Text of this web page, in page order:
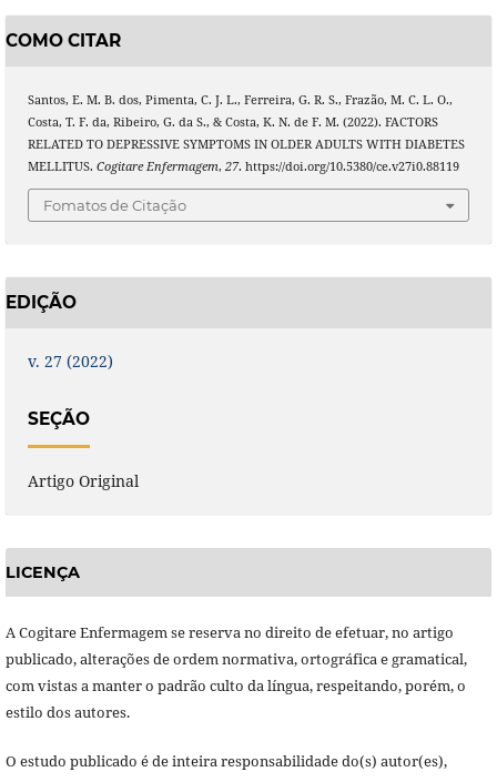
COMO CITAR
Santos, E. M. B. dos, Pimenta, C. J. L., Ferreira, G. R. S., Frazão, M. C. L. O.,
Costa, T. F. da, Ribeiro, G. da S., & Costa, K. N. de F. M. (2022). FACTORS
RELATED TO DEPRESSIVE SYMPTOMS IN OLDER ADULTS WITH DIABETES
MELLITUS. Cogitare Enfermagem, 27. https://doi.org/10.5380/ce.v27i0.88119
Fomatos de Citação
EDIÇÃO
v. 27 (2022)
SEÇÃO
Artigo Original
LICENÇA
A Cogitare Enfermagem se reserva no direito de efetuar, no artigo
publicado, alterações de ordem normativa, ortográfica e gramatical,
com vistas a manter o padrão culto da língua, respeitando, porém, o
estilo dos autores.
O estudo publicado é de inteira responsabilidade do(s) autor(es),